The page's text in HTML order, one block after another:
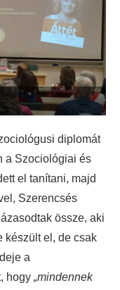
diplomát
a Szociológiai és
el tanítani, majd
Szerencsés
össze, aki
készült el, de csak
a
hogy „mindennek